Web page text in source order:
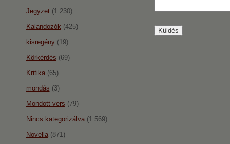
Jegyzet(1 230)
Kalandozók (425)
kisregény(19)
Körkérdés (69)
Kritika(65)
mondás (3)
Mondott vers (79)
Nincs kategorizálva(1 569)
Novella(871)